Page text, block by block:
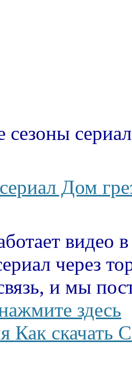
сезоны
Дом
видео
через
и мы
здесь
Как скачать